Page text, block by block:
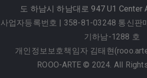
도 하남시 하남대로 947 U1 Center
사업자등록번호 | 358-81-03248 통신판
기하남-1288 호
개인정보보호책임자 김태현
ROOO-ARTE © 2024. All